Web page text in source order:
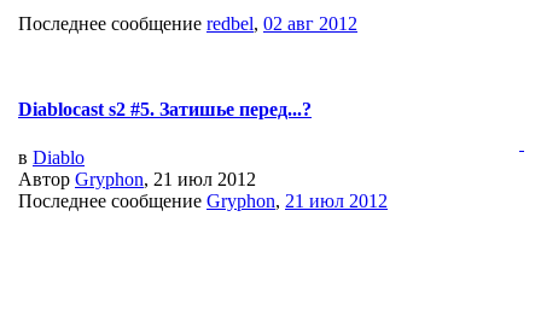
Последнее сообщение redbel, 02 авг 2012
Diablocast s2 #5. Затишье перед...?
в Diablo
Автор Gryphon, 21 июл 2012
Последнее сообщение Gryphon, 21 июл 2012